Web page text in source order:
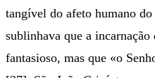
tangível do afeto humano
sublinhava que a
fantasioso, mas que «o